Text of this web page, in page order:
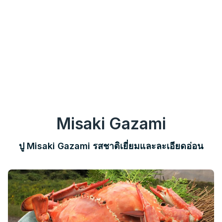
Misaki Gazami
ปู Misaki Gazami รสชาติเยี่ยมและละเอียดอ่อน